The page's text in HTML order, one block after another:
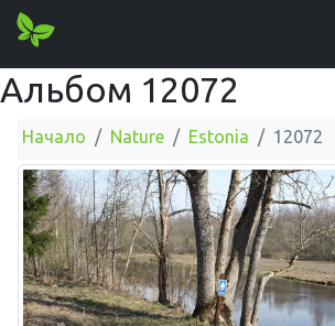
Альбом 12072
Начало Nature Estonia 12072